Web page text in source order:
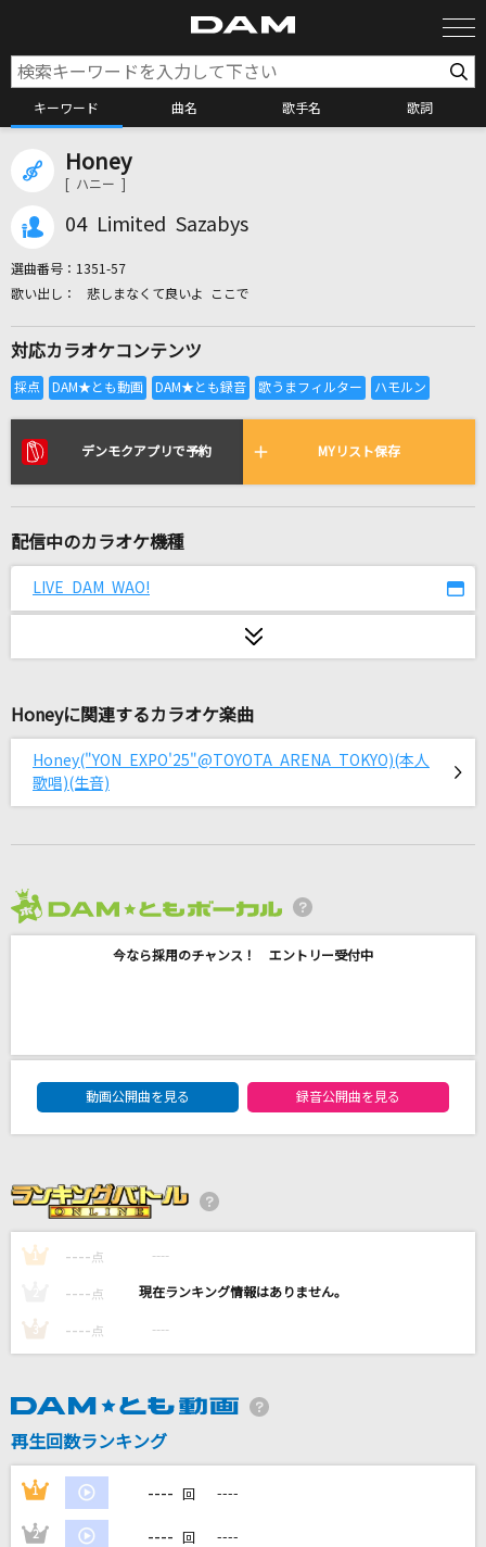
キーワード 曲名 歌手名 歌詞
カラオケ店舗検索
全国りれき
リアルタイムで歌われている曲の一覧
残酷な天使のテーゼ
[生音]To Love You More [トゥ・ラヴ・ユー・
Celine Dion With Special Guests Kryzler & Kompany
忘れてください
ヨルシカ
One Love
[生音]プライド革命
CHiCO with HoneyWorks
Dawning Angels
ライラック
Mrs. GREEN APPLE
もっと見る
DAMの新曲・ランキングなど
カラオケ最新情報をチェック！
Honey
[ ハニー ]
04 Limited Sazabys
選曲番号： 1351-57
悲しまなくて良いよ ここで
対応カラオケコンテンツ
デンモクアプリで予約 MYリスト保存
配信中のカラオケ機種
LIVE DAM WAO!
Honeyに関連するカラオケ楽曲
Honey("YON EXPO'25"@TOYOTA ARENA TOKYO)(本人
歌唱)(生音)
今なら採用のチャンス！ エントリー受付中
DAM★ともボーカルエントリーランキング
動画公開曲を見る
録音公開曲を見る
1 ---- 点 ----
---- 点 ----
3 ---- 点 ----
再生回数ランキング
1 ---- 回 ----
2 ---- 回 ----